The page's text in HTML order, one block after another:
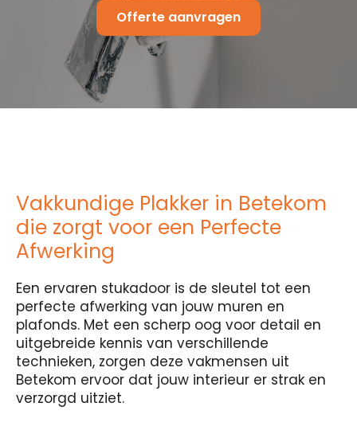
Offerte aanvragen
Vakkundige Plakker in Betekom
die zorgt voor een Perfecte
Afwerking
Een ervaren stukadoor is de sleutel tot een
perfecte afwerking van jouw muren en
plafonds. Met een scherp oog voor detail en
uitgebreide kennis van verschillende
technieken, zorgen deze vakmensen uit
Betekom ervoor dat jouw interieur er strak en
verzorgd uitziet.